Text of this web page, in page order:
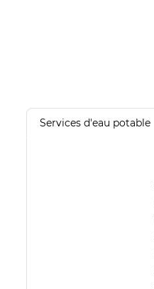
Services d'eau potable